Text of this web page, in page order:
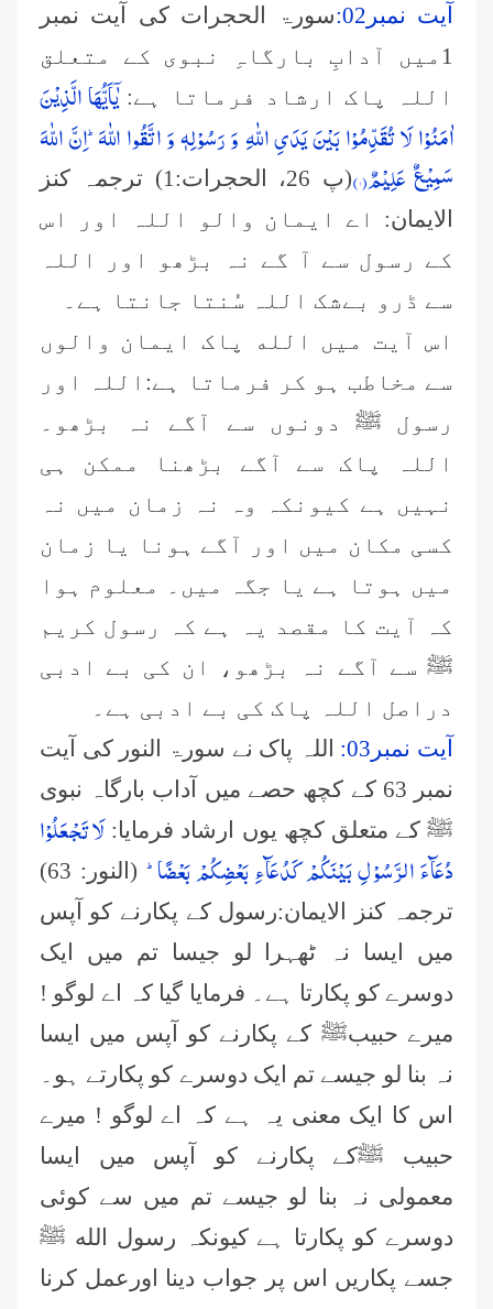
آیت نمبر02:
سورۃ الحجرات کی آیت نمبر
1میں آدابِ بارگاہِ نبوی کے متعلق
اللہ پاک ارشاد فرماتا ہے: یٰۤاَیُّهَا الَّذِیْنَ
اٰمَنُوْا لَا تُقَدِّمُوْا بَیْنَ یَدَیِ اللّٰهِ وَ رَسُوْلِهٖ وَ اتَّقُوا اللّٰهَؕ-اِنَّ اللّٰهَ
سَمِیْعٌ عَلِیْمٌ(۱)
(پ 26، الحجرات:1) ترجمہ کنز
الایمان:
اے ایمان والو اللہ اور اس
کے رسول سے آ گے نہ بڑھو اور اللہ
سے ڈرو بےشک اللہ سُنتا جانتا ہے۔
اس آیت میں الله پاک ایمان والوں
سے مخاطب ہو کر فرماتا ہے:اللہ اور
رسول ﷺ دونوں سے آگے نہ بڑھو۔
اللہ پاک سے آگے بڑھنا ممکن ہی
نہیں ہے کیونکہ وہ نہ زمان میں نہ
کسی مکان میں اور آگے ہونا یا زمان
میں ہوتا ہے یا جگہ میں۔ معلوم ہوا
کہ آیت کا مقصد یہ ہے کہ رسول کریم
ﷺ سے آگے نہ بڑھو، ان کی بے ادبی
دراصل اللہ پاک کی بے ادبی ہے۔
آیت نمبر03:
اللہ پاک نے سورۃ النور کی آیت
نمبر 63 کے کچھ حصے میں آداب بارگاہ نبوی
ﷺ کے متعلق کچھ یوں ارشاد فرمایا: لَا تَجْعَلُوْا
دُعَآءَ الرَّسُوْلِ بَیْنَكُمْ كَدُعَآءِ بَعْضِكُمْ بَعْضًاؕ-
(النور: 63)
ترجمہ کنز الایمان:رسول کے پکارنے کو آپس
میں ایسا نہ ٹھہرا لو جیسا تم میں ایک
دوسرے کو پکارتا ہے۔ فرمایا گیا کہ اے لوگو !
میرے حبیبﷺ کے پکارنے کو آپس میں ایسا
نہ بنا لو جیسے تم ایک دوسرے کو پکارتے ہو۔
اس کا ایک معنی یہ ہے کہ اے لوگو ! میرے
حبیب ﷺکے پکارنے کو آپس میں ایسا
معمولی نہ بنا لو جیسے تم میں سے کوئی
دوسرے کو پکارتا ہے کیونکہ رسول الله ﷺ
جسے پکاریں اس پر جواب دینا اورعمل کرنا